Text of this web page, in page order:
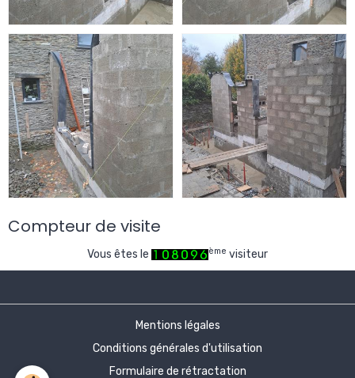
Compteur de visite
Vous êtes le ème visiteur
Mentions légales
Conditions générales d'utilisation
Formulaire de rétractation